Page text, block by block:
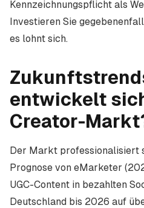
Kennzeichnungspflicht als
Investieren Sie
es lohnt sich.
entwickelt
Creator-
Der Markt professionalisiert
Prognose von eMarketer
UGC-Content in bezahlten
Deutschland bis 2026 auf